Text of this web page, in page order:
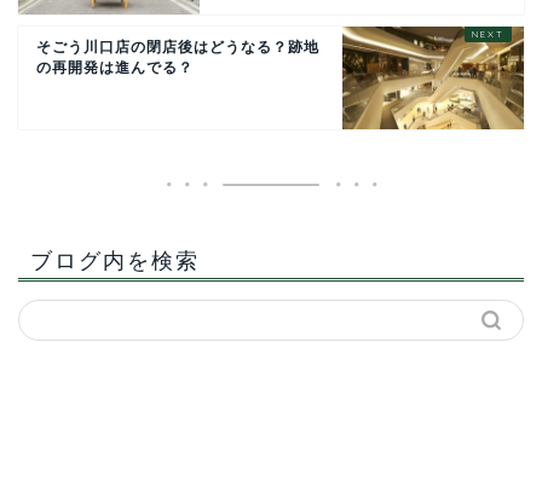
そごう川口店の閉店後はどうなる？跡地
の再開発は進んでる？
ブログ内を検索